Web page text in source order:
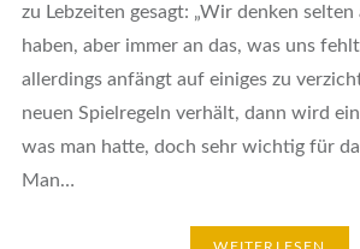
zu Lebzeiten gesagt: „Wir denken
haben, aber immer an das, was uns
allerdings anfängt auf einiges zu
neuen Spielregeln verhält, dann wird
was man hatte, doch sehr wichtig für
Man…